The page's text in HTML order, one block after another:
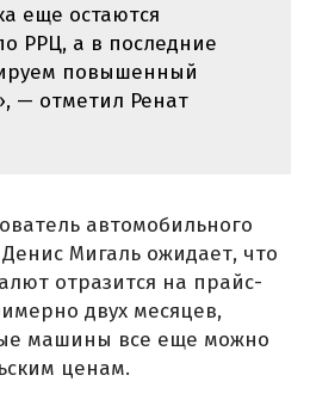
еще остаются
РРЦ, а в последние
повышенный
— отметил Ренат
автомобильного
Мигаль ожидает, что
отразится на прайс-
двух месяцев,
машины все еще можно
ценам.